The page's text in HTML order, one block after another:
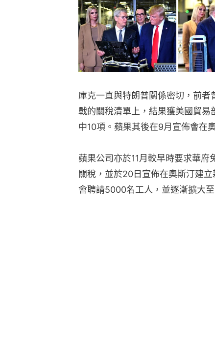
庫克一直與特朗普關係密切，前
戰的關稅清單上，結果獲美國貿
中10項。蘋果其後在9月宣佈會在
蘋果公司亦於11月較早時要求華
關稅，並於20日宣佈在奧斯汀建
會聘請5000名工人，並逐漸擴大至